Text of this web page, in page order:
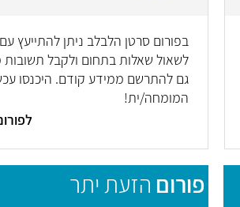
בפורום סרטן הלבלב ניתן להתייעץ
לשאול שאלות בתחום ולקבל תשובות
גם להתרשם ממידע קודם. היכנסו
המומחה/ית!
פורום הזעת יתר